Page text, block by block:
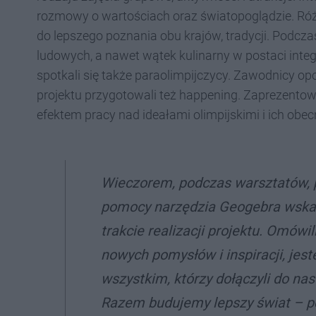
rozmowy o wartościach oraz światopoglądzie.
do lepszego poznania obu krajów, tradycji.
ludowych, a nawet wątek kulinarny w postaci
spotkali się także paraolimpijczycy. Zawodnicy
projektu przygotowali też happening.
efektem pracy nad ideałami olimpijskimi i ich
Wieczorem, podczas
pomocy narzędzia Geogebra
trakcie realizacji projektu.
nowych pomysłów i inspiracji,
wszystkim, którzy dołączyli do
Razem budujemy lepszy świat –